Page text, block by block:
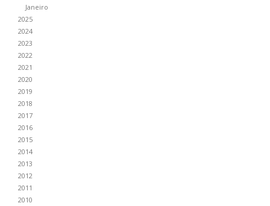
Janeiro
2025
2024
2023
2022
2021
2020
2019
2018
2017
2016
2015
2014
2013
2012
2011
2010